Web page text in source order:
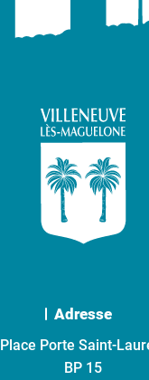
Adresse
Place Porte Saint-
BP 15